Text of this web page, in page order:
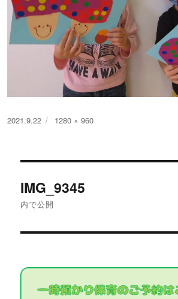
投
2021.9.22
フ
1280 × 960
稿
ゲ
IMG_9345
内で公開